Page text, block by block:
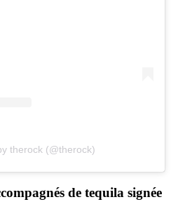
therock (@therock)
de tequila signée